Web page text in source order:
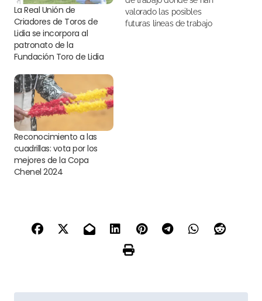
La Real Unión de
Criadores de Toros de
Lidia se incorpora al
patronato de la
Fundación Toro de Lidia
valorado las posibles
futuras líneas de trabajo
Reconocimiento a las
cuadrillas: vota por los
mejores de la Copa
Chenel 2024